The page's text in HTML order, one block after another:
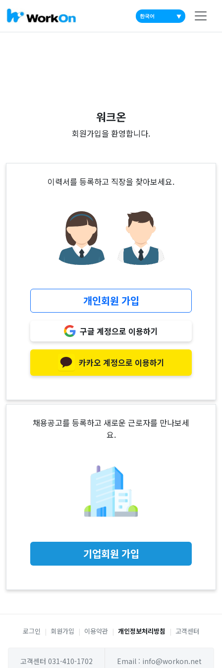
▼
워크온
회원가입을 환영합니다.
이력서를 등록하고 직장을 찾아보세요.
개인회원 가입
구글 계정으로 이용하기
카카오 계정으로 이용하기
채용공고를 등록하고 새로운 근로자를 만나보세
요.
기업회원 가입
로그인 | 회원가입 | 이용약관 | 개인정보처리방침 | 고객센터
고객센터 031-410-1702 Email : info@workon.net